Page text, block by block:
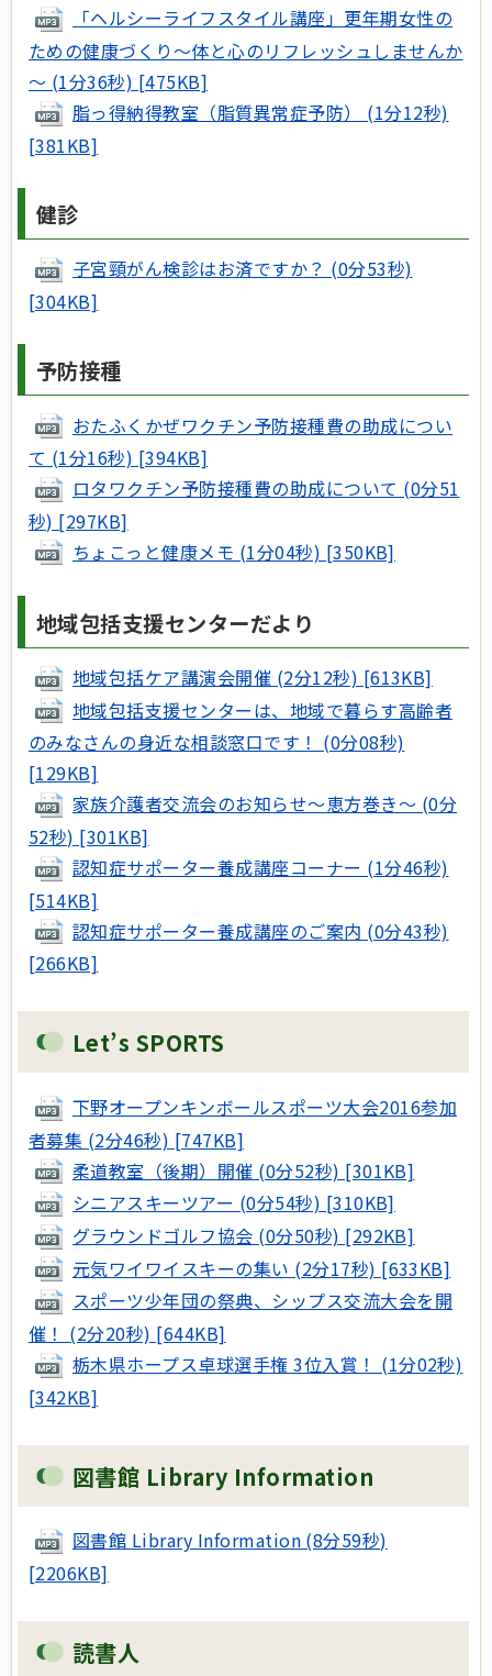
「ヘルシーライフスタイル講座」更年期女性の
ための健康づくり～体と心のリフレッシュしませんか
～ (1分36秒) [475KB]
脂っ得納得教室（脂質異常症予防） (1分12秒)
[381KB]
健診
子宮頸がん検診はお済ですか？ (0分53秒)
[304KB]
予防接種
おたふくかぜワクチン予防接種費の助成につい
て (1分16秒) [394KB]
ロタワクチン予防接種費の助成について (0分51
秒) [297KB]
ちょこっと健康メモ (1分04秒) [350KB]
地域包括支援センターだより
地域包括ケア講演会開催 (2分12秒) [613KB]
地域包括支援センターは、地域で暮らす高齢者
のみなさんの身近な相談窓口です！ (0分08秒)
[129KB]
家族介護者交流会のお知らせ～恵方巻き～ (0分
52秒) [301KB]
認知症サポーター養成講座コーナー (1分46秒)
[514KB]
認知症サポーター養成講座のご案内 (0分43秒)
[266KB]
Let’s SPORTS
下野オープンキンボールスポーツ大会2016参加
者募集 (2分46秒) [747KB]
柔道教室（後期）開催 (0分52秒) [301KB]
シニアスキーツアー (0分54秒) [310KB]
グラウンドゴルフ協会 (0分50秒) [292KB]
元気ワイワイスキーの集い (2分17秒) [633KB]
スポーツ少年団の祭典、シップス交流大会を開
催！ (2分20秒) [644KB]
栃木県ホープス卓球選手権 3位入賞！ (1分02秒)
[342KB]
図書館 Library Information
図書館 Library Information (8分59秒)
[2206KB]
読書人